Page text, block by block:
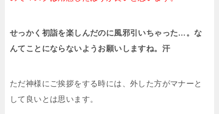
せっかく初詣を楽しんだのに風邪引いちゃった…。な
んてことにならないようお願いしますね。汗
ただ神様にご挨拶をする時には、外した方がマナーと
して良いとは思います。